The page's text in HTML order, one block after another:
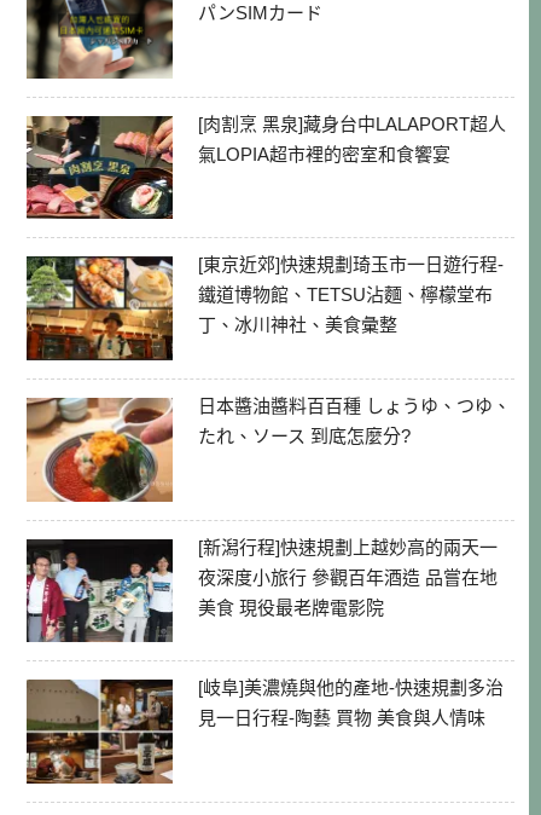
パンSIMカード
[肉割烹 黑泉]藏身台中LALAPORT超人
氣LOPIA超市裡的密室和食饗宴
[東京近郊]快速規劃琦玉市一日遊行程-
鐵道博物館、TETSU沾麵、檸檬堂布
丁、冰川神社、美食彙整
日本醬油醬料百百種 しょうゆ、つゆ、
たれ、ソース 到底怎麼分?
[新潟行程]快速規劃上越妙高的兩天一
夜深度小旅行 參觀百年酒造 品嘗在地
美食 現役最老牌電影院
[岐阜]美濃燒與他的產地-快速規劃多治
見一日行程-陶藝 買物 美食與人情味